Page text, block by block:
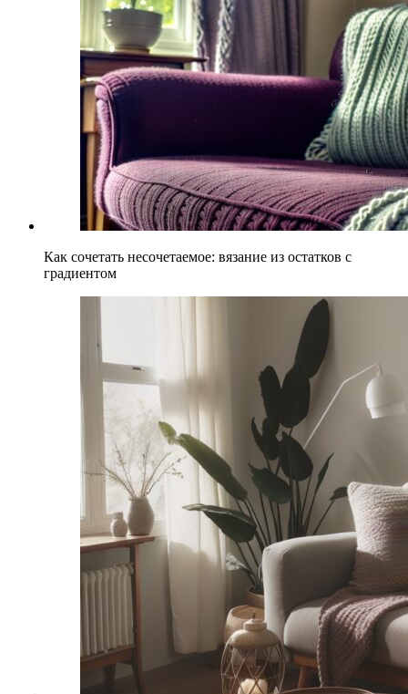
Как сочетать несочетаемое: вязание из остатков с
градиентом